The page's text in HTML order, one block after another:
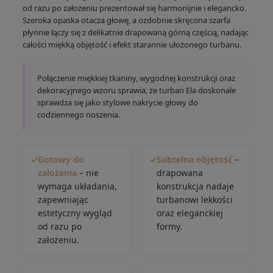
od razu po założeniu prezentował się harmonijnie i elegancko.
Szeroka opaska otacza głowę, a ozdobnie skręcona szarfa
płynnie łączy się z delikatnie drapowaną górną częścią, nadając
całości miękką objętość i efekt starannie ułożonego turbanu.
Połączenie miękkiej tkaniny, wygodnej konstrukcji oraz
dekoracyjnego wzoru sprawia, że turban Ela doskonale
sprawdza się jako stylowe nakrycie głowy do
codziennego noszenia.
✓Gotowy do
założenia – nie
wymaga układania,
zapewniając
estetyczny wygląd
od razu po
założeniu.
✓Subtelna objętość–
drapowana
konstrukcja nadaje
turbanowi lekkości
oraz eleganckiej
formy.